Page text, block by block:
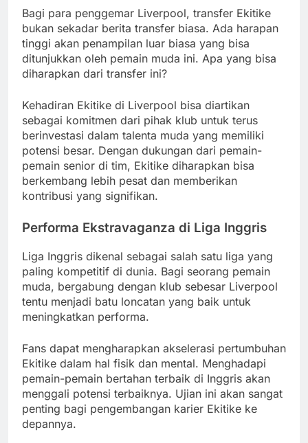
Bagi para penggemar Liverpool, transfer Ekitike
bukan sekadar berita transfer biasa. Ada harapan
tinggi akan penampilan luar biasa yang bisa
ditunjukkan oleh pemain muda ini. Apa yang bisa
diharapkan dari transfer ini?
Kehadiran Ekitike di Liverpool bisa diartikan
sebagai komitmen dari pihak klub untuk terus
berinvestasi dalam talenta muda yang memiliki
potensi besar. Dengan dukungan dari pemain-
pemain senior di tim, Ekitike diharapkan bisa
berkembang lebih pesat dan memberikan
kontribusi yang signifikan.
Performa Ekstravaganza di Liga Inggris
Liga Inggris dikenal sebagai salah satu liga yang
paling kompetitif di dunia. Bagi seorang pemain
muda, bergabung dengan klub sebesar Liverpool
tentu menjadi batu loncatan yang baik untuk
meningkatkan performa.
Fans dapat mengharapkan akselerasi pertumbuhan
Ekitike dalam hal fisik dan mental. Menghadapi
pemain-pemain bertahan terbaik di Inggris akan
menggali potensi terbaiknya. Ujian ini akan sangat
penting bagi pengembangan karier Ekitike ke
depannya.